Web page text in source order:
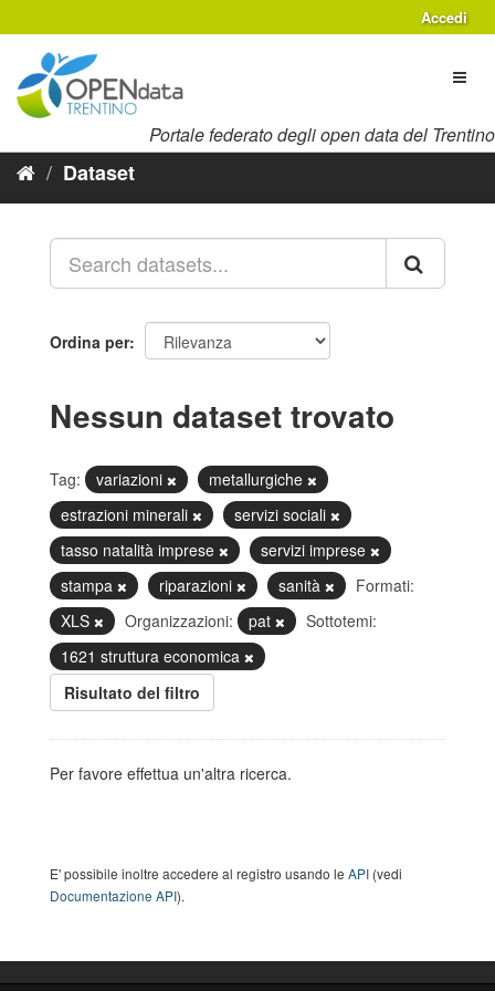
al
contenuto
Accedi
Portale federato degli open data del Trentino
Dataset
Ordina per
Nessun dataset trovato
Tag: variazioni
metallurgiche
estrazioni minerali
servizi sociali
tasso natalità imprese
servizi imprese
stampa
riparazioni sanità
Formati:
XLS
Organizzazioni: pat
Sottotemi:
1621 struttura economica
Risultato del filtro
Per favore effettua un'altra ricerca.
E' possibile inoltre accedere al registro usando le API (vedi
Documentazione API).